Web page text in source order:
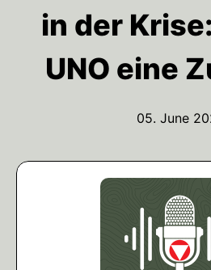
in der
UNO eine
05. June